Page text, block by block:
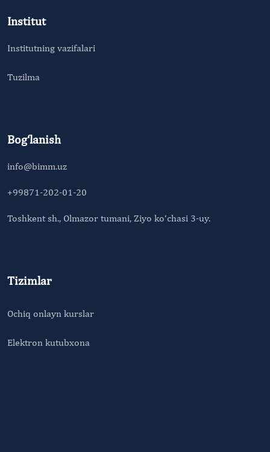
Institut
Institutning vazifalari
Tuzilma
Bog‘lanish
info@bimm.uz
+99871-202-01-20
Toshkent sh., Olmazor tumani, Ziyo ko‘chasi 3-uy.
Tizimlar
Ochiq onlayn kurslar
Elektron kutubxona